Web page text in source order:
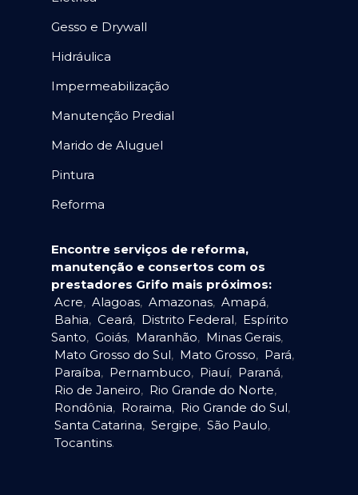
Gesso e Drywall
Hidráulica
Impermeabilização
Manutenção Predial
Marido de Aluguel
Pintura
Reforma
Encontre serviços de reforma,
manutenção e consertos com os
prestadores Grifo mais próximos:
Acre, Alagoas, Amazonas, Amapá,
Bahia, Ceará, Distrito Federal, Espírito
Santo, Goiás, Maranhão, Minas Gerais,
Mato Grosso do Sul, Mato Grosso, Pará,
Paraíba, Pernambuco, Piauí, Paraná,
Rio de Janeiro, Rio Grande do Norte,
Rondônia, Roraima, Rio Grande do Sul,
Santa Catarina, Sergipe, São Paulo,
Tocantins.